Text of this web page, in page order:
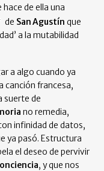
hace de ella una
de San Agustín que
a la mutabilidad
a algo cuando ya
canción francesa,
suerte de
no remedia,
infinidad de datos,
ya pasó. Estructura
el deseo de pervivir
, y que nos